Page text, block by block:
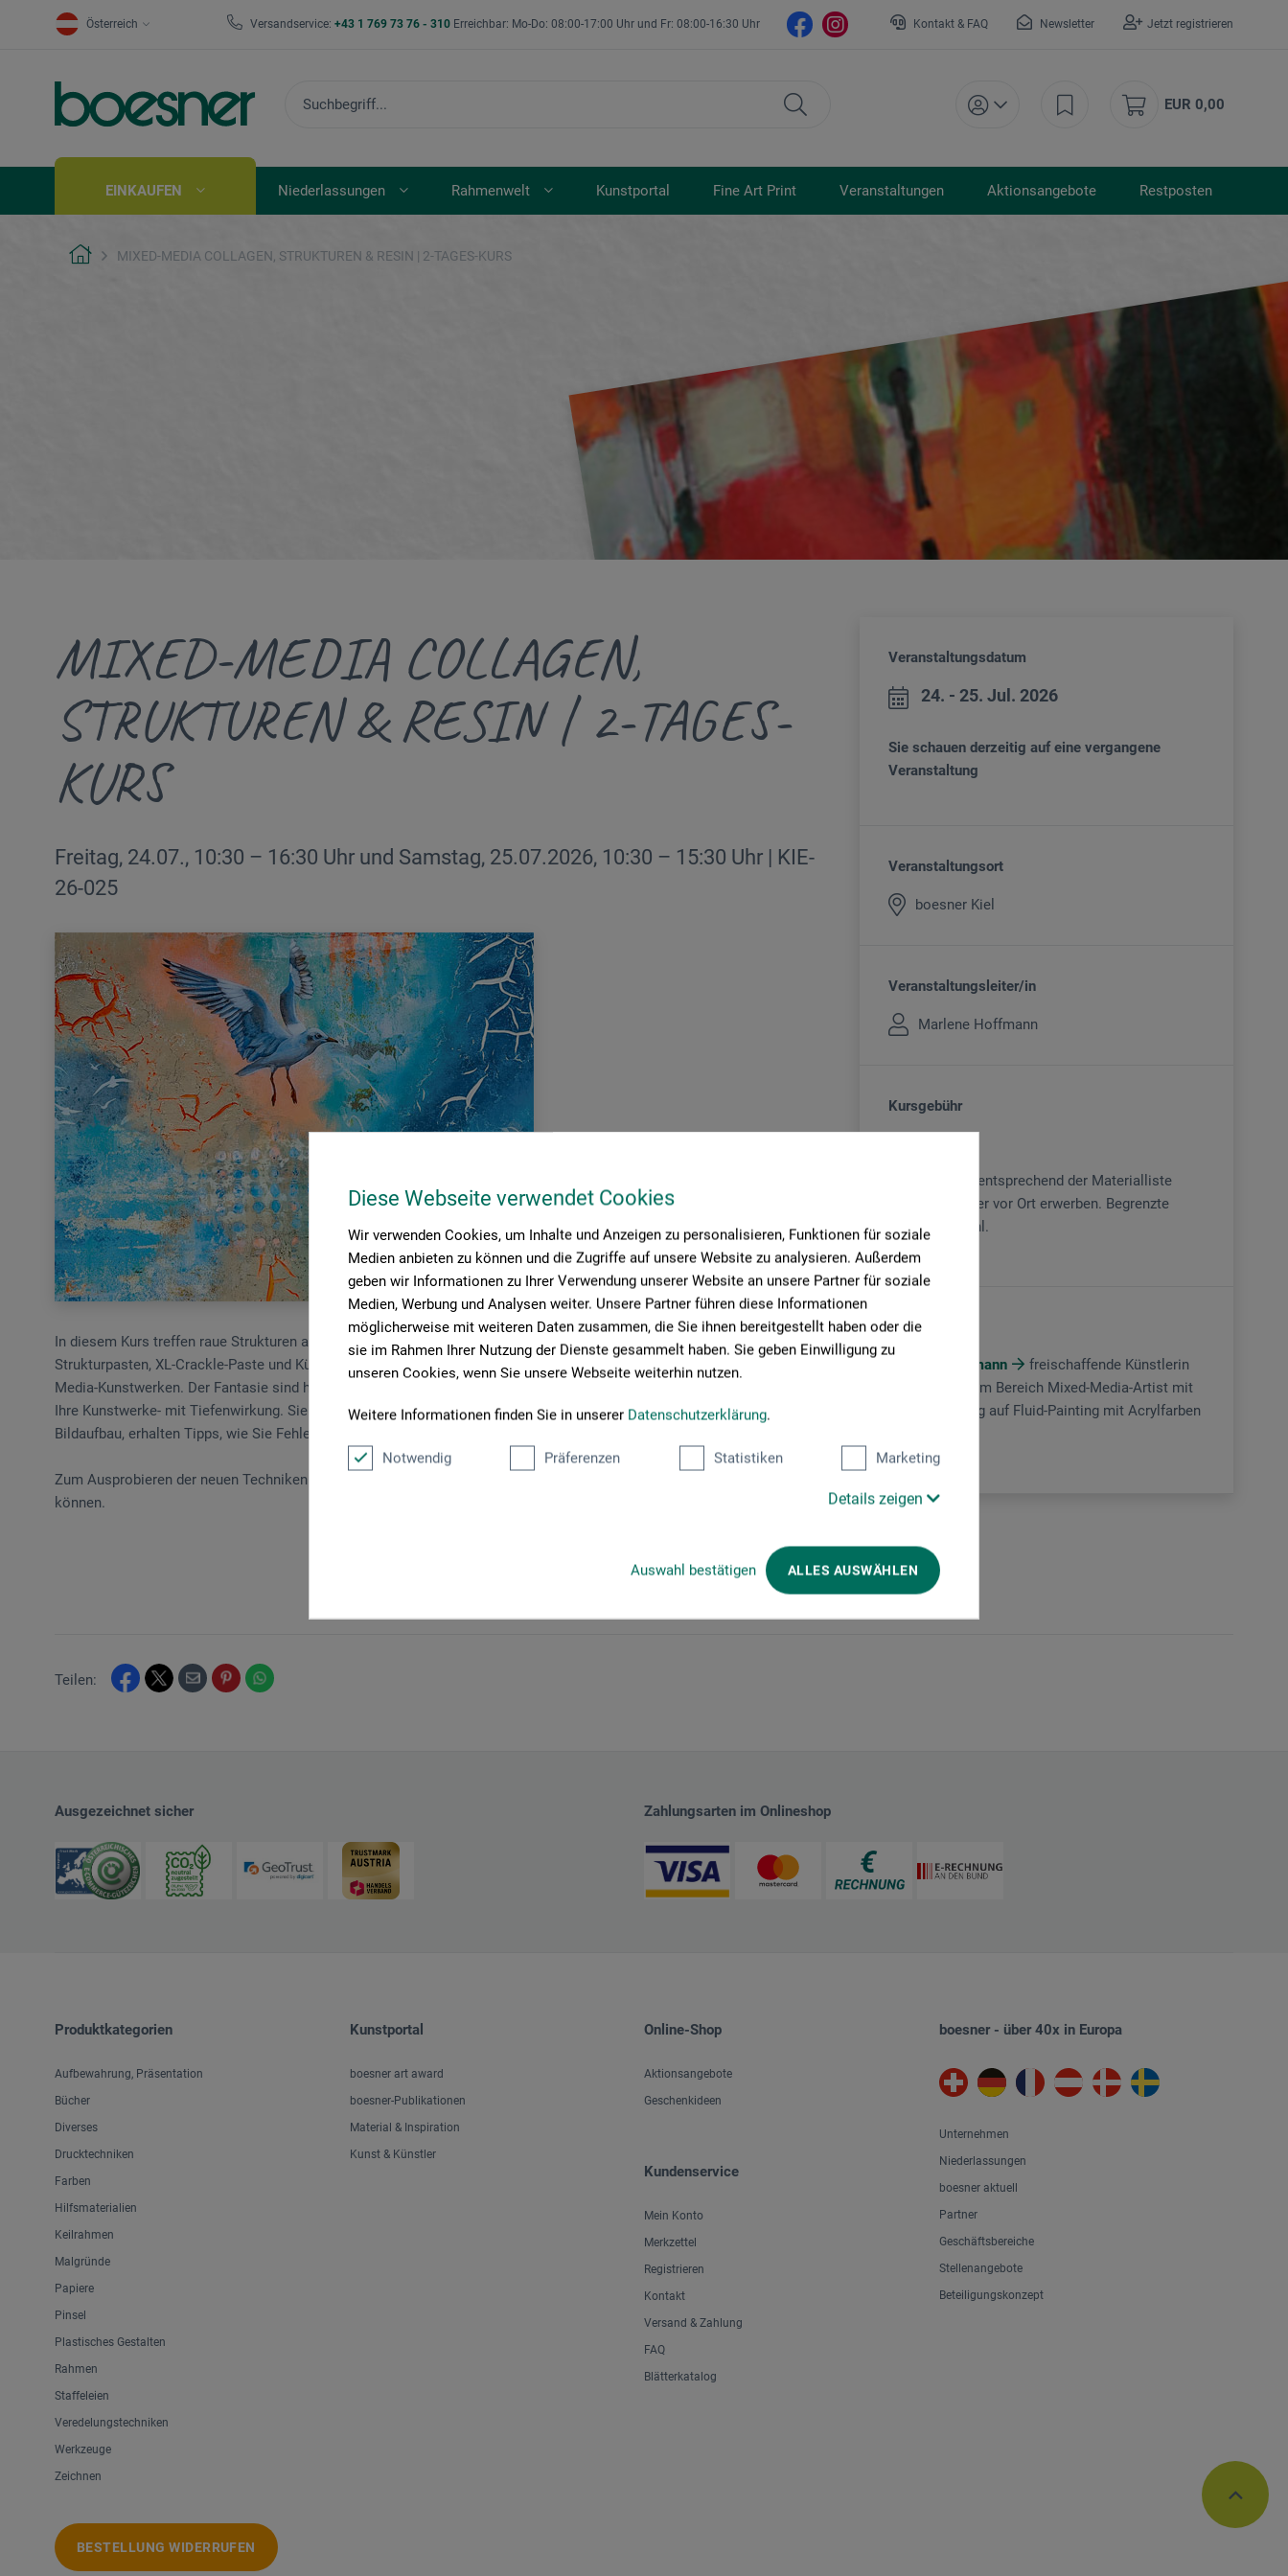
Diese Webseite verwendet Cookies
Wir verwenden Cookies, um Inhalte und Anzeigen zu personalisieren, Funktionen für soziale
Medien anbieten zu können und die Zugriffe auf unsere Website zu analysieren. Außerdem
geben wir Informationen zu Ihrer Verwendung unserer Website an unsere Partner für soziale
Medien, Werbung und Analysen weiter. Unsere Partner führen diese Informationen
möglicherweise mit weiteren Daten zusammen, die Sie ihnen bereitgestellt haben oder die
sie im Rahmen Ihrer Nutzung der Dienste gesammelt haben. Sie geben Einwilligung zu
unseren Cookies, wenn Sie unsere Webseite weiterhin nutzen.
Weitere Informationen finden Sie in unserer Datenschutzerklärung.
Notwendig Präferenzen Statistiken Marketing
Details zeigen
Auswahl bestätigen ALLES AUSWÄHLEN
Österreich Versandservice: +43 1 769 73 76 - 310 Erreichbar: Mo-Do: 08:00-17:00 Uhr und Fr: 08:00-16:30 Uhr Kontakt & FAQ Newsletter Jetzt registrieren
EUR 0,00
EINKAUFEN Niederlassungen Rahmenwelt Kunstportal Fine Art Print Veranstaltungen Aktionsangebote Restposten
MIXED-MEDIA COLLAGEN, STRUKTUREN & RESIN | 2-TAGES-KURS
MIXED-MEDIA COLLAGEN,
STRUKTUREN & RESIN | 2-TAGES-
KURS
Freitag, 24.07., 10:30 – 16:30 Uhr und Samstag, 25.07.2026, 10:30 – 15:30 Uhr | KIE-
26-025
In diesem Kurs treffen raue Strukturen auf hochglänzendes Resin (Kunstharz). Sie kombinieren verschiedene
Strukturpasten, XL-Crackle-Paste und Künstlerpapiere mit transparentem oder eingefärbtem Resin zu spannenden Mixed-
Media-Kunstwerken. Der Fantasie sind hier keine Grenzen gesetzt. Entdecken Sie neue Materialien und Möglichkeiten für
Ihre Kunstwerke- mit Tiefenwirkung. Sie lernen Wichtiges über geeignete Malgründe und Materialien sowie den
Bildaufbau, erhalten Tipps, wie Sie Fehler vermeiden und schöne Ergebnisse erzielen.
Zum Ausprobieren der neuen Techniken empfehlen sich mehrere kleine Malgründe, mit denen Sie eine Serie erarbeiten
können.
Veranstaltungsdatum
24. - 25. Jul. 2026
Sie schauen derzeitig auf eine vergangene
Veranstaltung
Veranstaltungsort
boesner Kiel
Veranstaltungsleiter/in
Marlene Hoffmann
Kursgebühr
Material bitte entsprechend der Materialliste
mitbringen oder vor Ort erwerben. Begrenzte
Teilnehmerzahl.
Mischtechnik
Marlene Hoffmann
freischaffende Künstlerin
und Dozentin im Bereich Mixed-Media-Artist mit
Spezialisierung auf Fluid-Painting mit Acrylfarben
Teilen:
Ausgezeichnet sicher Zahlungsarten im Onlineshop
Produktkategorien
Aufbewahrung, Präsentation
Bücher
Diverses
Drucktechniken
Farben
Hilfsmaterialien
Keilrahmen
Malgründe
Papiere
Pinsel
Plastisches Gestalten
Rahmen
Staffeleien
Veredelungstechniken
Werkzeuge
Zeichnen
BESTELLUNG WIDERRUFEN
Kunstportal
boesner art award
boesner-Publikationen
Material & Inspiration
Kunst & Künstler
Online-Shop
Aktionsangebote
Geschenkideen
Kundenservice
Mein Konto
Merkzettel
Registrieren
Kontakt
Versand & Zahlung
FAQ
Blätterkatalog
boesner - über 40x in Europa
Unternehmen
Niederlassungen
boesner aktuell
Partner
Geschäftsbereiche
Stellenangebote
Beteiligungskonzept